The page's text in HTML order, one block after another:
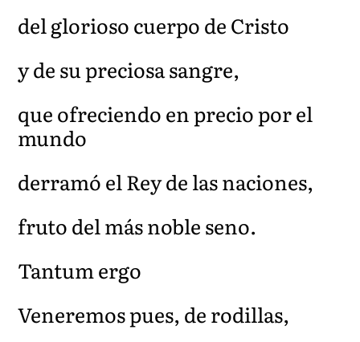
del glorioso cuerpo de Cristo
y de su preciosa sangre,
que ofreciendo en precio por el
mundo
derramó el Rey de las naciones,
fruto del más noble seno.
Tantum ergo
Veneremos pues, de rodillas,